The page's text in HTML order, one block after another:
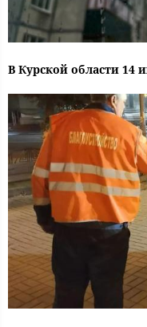
В Курской области 14